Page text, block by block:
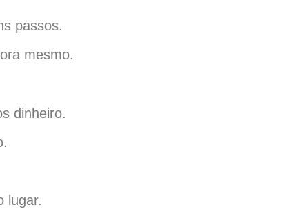
passos.
mesmo.
dinheiro.
lugar.